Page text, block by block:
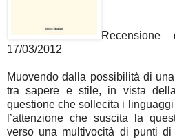
17/03/2012
Muovendo dalla possibilità di
tra sapere e stile, in vista
questione che sollecita i
l’attenzione che suscita la
verso una multivocità di punti